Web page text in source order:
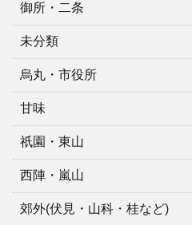
御所・二条
未分類
烏丸・市役所
甘味
祇園・東山
西陣・嵐山
郊外(伏見・山科・桂など)